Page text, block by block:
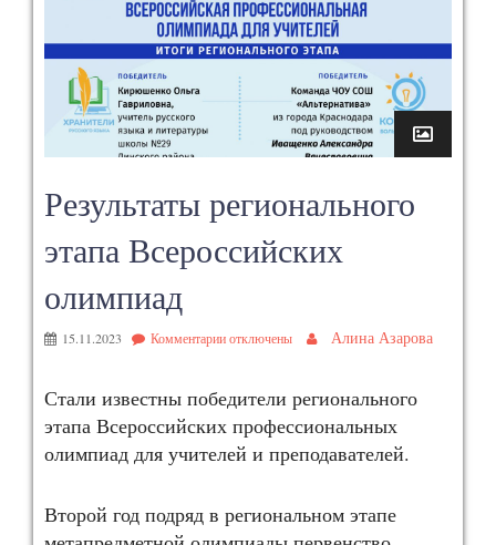
Результаты регионального
этапа Всероссийских
олимпиад
15.11.2023 Комментарииотключены Алина Азарова
Стали известны победители регионального
этапа Всероссийских профессиональных
олимпиад для учителей и преподавателей.
Второй год подряд в региональном этапе